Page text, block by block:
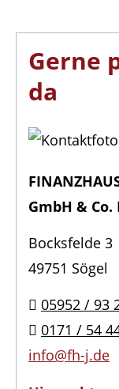
Gerne
da
GmbH & Co.
Bocksfelde 3
49751 Sögel
05952 / 93
0171 / 54
info@fh-j.de